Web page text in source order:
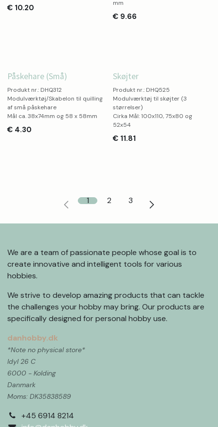
€ 10.20
mm
€ 9.66
Easter
Påskehare (Små)
Produkt nr.: DHQ312
Modulværktøj/Skabelon til quilling
af små påskehare
Mål ca. 38x74mm og 58 x 58mm
€ 4.30
Skøjter
Produkt nr.: DHQ525
Modulværktøj til skøjter (3
størrelser)
Cirka Mål: 100x110, 75x80 og
52x54
€ 11.81
1 2 3
We are a team of passionate people whose goal is to
create innovative and intelligent tools for various
hobbies.
We strive to develop amazing products that can tackle
the challenges your hobby may bring. Our products are
specifically designed for personal hobby use.
danhobby.dk
*Note no physical store*
Idyl 26 C
6000 - Kolding
Danmark
Moms: DK35838589 ​
+45 6914 8214